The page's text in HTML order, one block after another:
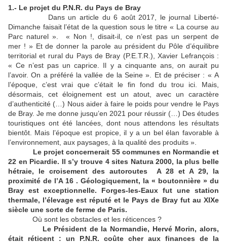
1.- Le projet du P.N.R. du Pays de Bray
Dans un article du 6 août 2017, le journal Liberté-
Dimanche faisait l’état de la question sous le titre « La course au
Parc naturel ». « Non !, disait-il, ce n’est pas un serpent de
mer ! » Et de donner la parole au président du Pôle d’équilibre
territorial et rural du Pays de Bray (P.E.T.R.), Xavier Lefrançois :
« Ce n’est pas un caprice. Il y a cinquante ans, on aurait pu
l’avoir. On a préféré la vallée de la Seine ». Et de préciser : « A
l’époque, c’est vrai que c’était le fin fond du trou ici. Mais,
désormais, cet éloignement est un atout, avec un caractère
d’authenticité (…) Nous aider à faire le poids pour vendre le Pays
de Bray. Je me donne jusqu’en 2021 pour réussir (…) Des études
touristiques ont été lancées, dont nous attendons les résultats
bientôt. Mais l’époque est propice, il y a un bel élan favorable à
l’environnement, aux paysages, à la qualité des produits ».
Le projet concernerait 55 communes en Normandie et
22 en Picardie. Il s’y trouve 4 sites Natura 2000, la plus belle
hétraie, le croisement des autoroutes A 28 et A 29, la
proximité de l’A 16 . Géologiquement, la « boutonnière » du
Bray est exceptionnelle. Forges-les-Eaux fut une station
thermale, l’élevage est réputé et le Pays de Bray fut au XIXe
siècle une sorte de ferme de Paris.
Où sont les obstacles et les réticences ?
Le Président de la Normandie, Hervé Morin, alors,
était réticent : un P.N.R. coûte cher aux finances de la